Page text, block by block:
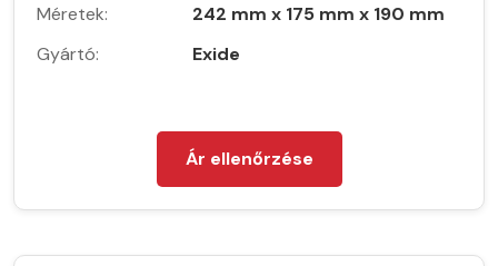
Méretek:
242 mm x 175 mm x 190 mm
Gyártó:
Exide
Ár ellenőrzése